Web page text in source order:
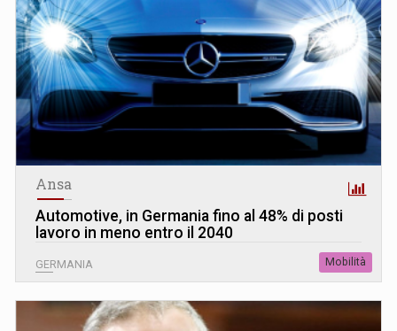
Ansa
Automotive, in Germania fino al 48% di posti
lavoro in meno entro il 2040
GERMANIA Mobilità